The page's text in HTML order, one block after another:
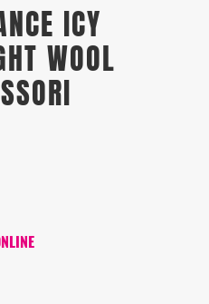
ICY
WOOL